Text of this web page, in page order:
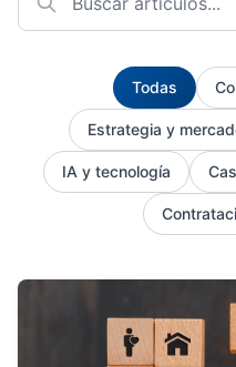
Todas
Estrategia y
IA y tecnología